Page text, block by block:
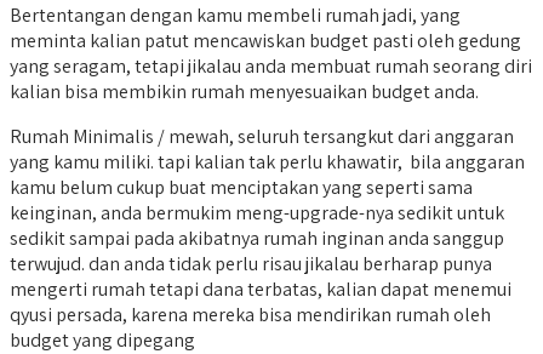
Bertentangan dengan kamu membeli rumah jadi, yang
meminta kalian patut mencawiskan budget pasti oleh gedung
yang seragam, tetapi jikalau anda membuat rumah seorang diri
kalian bisa membikin rumah menyesuaikan budget anda.
Rumah Minimalis / mewah, seluruh tersangkut dari anggaran
yang kamu miliki. tapi kalian tak perlu khawatir, bila anggaran
kamu belum cukup buat menciptakan yang seperti sama
keinginan, anda bermukim meng-upgrade-nya sedikit untuk
sedikit sampai pada akibatnya rumah inginan anda sanggup
terwujud. dan anda tidak perlu risau jikalau berharap punya
mengerti rumah tetapi dana terbatas, kalian dapat menemui
qyusi persada, karena mereka bisa mendirikan rumah oleh
budget yang dipegang